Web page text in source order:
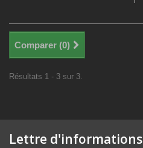
Comparer (0)
Résultats 1 - 3 sur 3.
Lettre d'informations